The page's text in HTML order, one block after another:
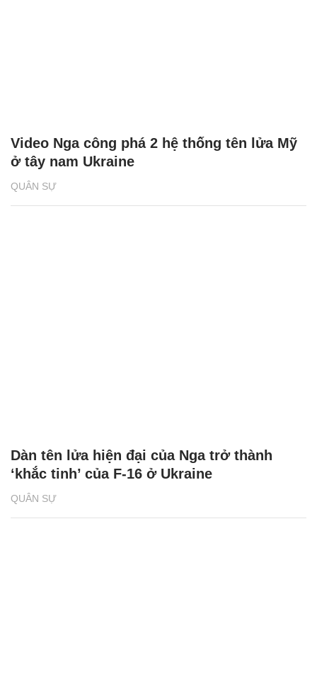
QUÂN SỰ
Video Nga công phá 2 hệ thống tên lửa Mỹ
ở tây nam Ukraine
QUÂN SỰ
Dàn tên lửa hiện đại của Nga trở thành
‘khắc tinh’ của F-16 ở Ukraine